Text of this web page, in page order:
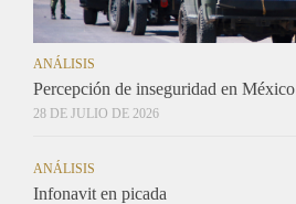
ANÁLISIS
Percepción de inseguridad en México
28 DE JULIO DE 2026
ANÁLISIS
Infonavit en picada